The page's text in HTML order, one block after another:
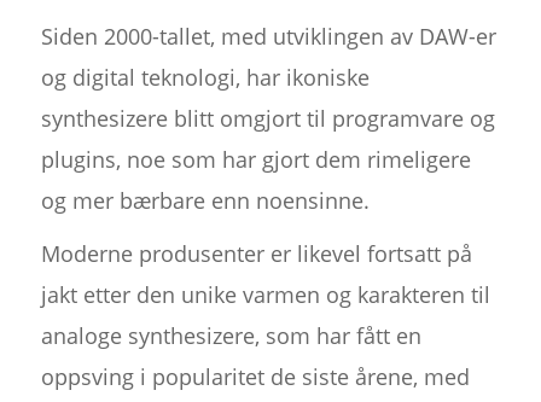
Siden 2000-tallet, med utviklingen av DAW-er
og digital teknologi, har ikoniske
synthesizere blitt omgjort til programvare og
plugins, noe som har gjort dem rimeligere
og mer bærbare enn noensinne.
Moderne produsenter er likevel fortsatt på
jakt etter den unike varmen og karakteren til
analoge synthesizere, som har fått en
oppsving i popularitet de siste årene, med